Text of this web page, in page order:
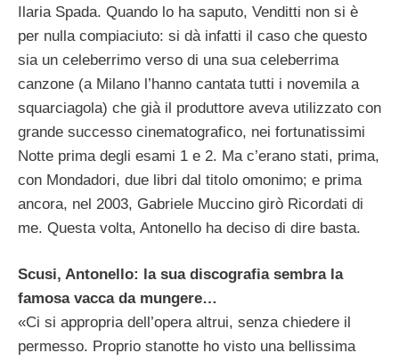
Ilaria Spada. Quando lo ha saputo, Venditti non si è
per nulla compiaciuto: si dà infatti il caso che questo
sia un celeberrimo verso di una sua celeberrima
canzone (a Milano l’hanno cantata tutti i novemila a
squarciagola) che già il produttore aveva utilizzato con
grande successo cinematografico, nei fortunatissimi
Notte prima degli esami 1 e 2. Ma c’erano stati, prima,
con Mondadori, due libri dal titolo omonimo; e prima
ancora, nel 2003, Gabriele Muccino girò Ricordati di
me. Questa volta, Antonello ha deciso di dire basta.
Scusi, Antonello: la sua discografia sembra la
famosa vacca da mungere…
«Ci si appropria dell’opera altrui, senza chiedere il
permesso. Proprio stanotte ho visto una bellissima